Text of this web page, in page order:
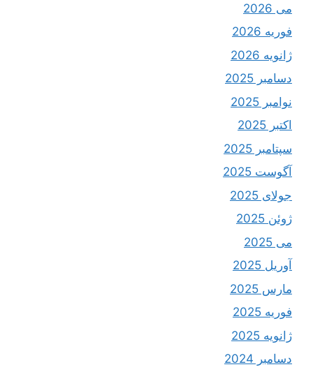
می 2026
فوریه 2026
ژانویه 2026
دسامبر 2025
نوامبر 2025
اکتبر 2025
سپتامبر 2025
آگوست 2025
جولای 2025
ژوئن 2025
می 2025
آوریل 2025
مارس 2025
فوریه 2025
ژانویه 2025
دسامبر 2024